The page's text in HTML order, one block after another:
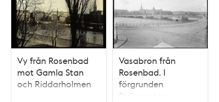
Vy från Rosenbad
mot Gamla Stan
och Riddarholmen
Vasabron från
Rosenbad. I
förgrunden
Strömgatan